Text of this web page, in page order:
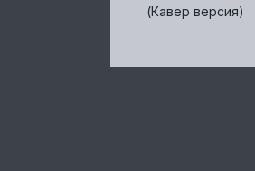
(Кавер версия)